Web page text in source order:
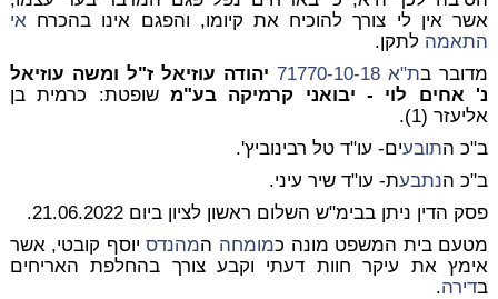
אשר אין לי צורך להוכיח את קיומו, והפגם אינו בהכרח אי
התאמה לתקן.
מדובר בת"א 71770-10-18
יהודה עוזיאל ז"ל ומשה עוזיאל
נ' אחים לוי - יבואני קרמיקה בע"מ שופטת: כרמית בן
אליעזר (1).
ב"כ התובעים- עו"ד טל רבינוביץ'.
ב"כ הנתבעת- עו"ד שיר עיני.
פסק הדין ניתן בבימ"ש השלום ראשון לציון ביום 21.06.2022.
מטעם בית המשפט מונה כמומחה המהנדסיוסף קובטי, אשר
אימץ את עיקר חוות דעתי וקבע צורך בהחלפת האריחים
בדירה.